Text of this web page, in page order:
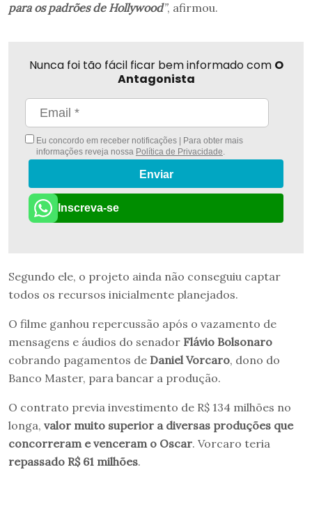
para os padrões de Hollywood”, afirmou.
Nunca foi tão fácil ficar bem informado com O
Antagonista
Eu concordo em receber notificações | Para obter mais
informações reveja nossa Política de Privacidade.
Enviar
Inscreva-se
Segundo ele, o projeto ainda não conseguiu captar
todos os recursos inicialmente planejados.
O filme ganhou repercussão após o vazamento de
mensagens e áudios do senador Flávio Bolsonaro
cobrando pagamentos de Daniel Vorcaro, dono do
Banco Master, para bancar a produção.
O contrato previa investimento de R$ 134 milhões no
longa, valor muito superior a diversas produções que
concorreram e venceram o Oscar. Vorcaro teria
repassado R$ 61 milhões.